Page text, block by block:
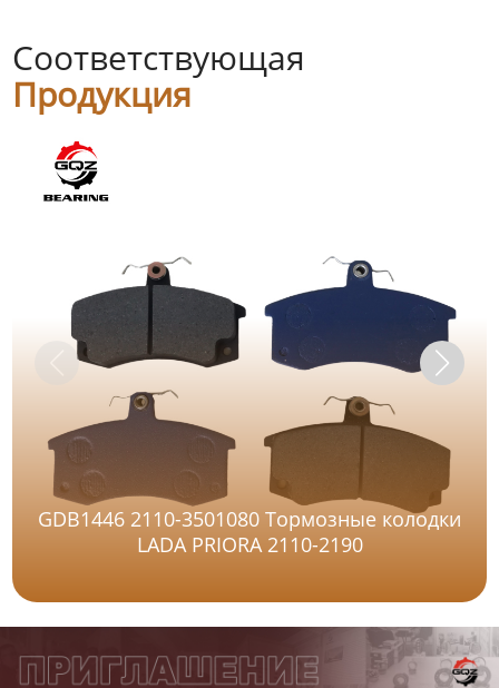
Соответствующая
Продукция
GDB1446 2110-3501080 Тормозные колодки
LADA PRIORA 2110-2190